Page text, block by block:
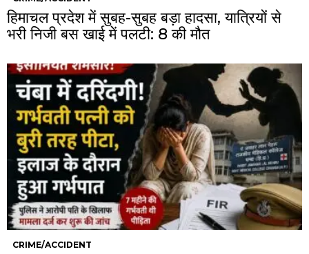
हिमाचल प्रदेश में सुबह-सुबह बड़ा हादसा, यात्रियों से
भरी निजी बस खाई में पलटी: 8 की मौत
CRIME/ACCIDENT